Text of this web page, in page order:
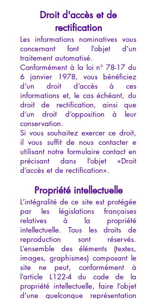
Droit d'accès et de
rectification
Les informations nominatives vous
concernant font l’objet d’un
traitement automatisé.
Conformément à la loi n° 78-17 du
6 janvier 1978, vous bénéficiez
d’un droit d’accès à ces
informations et, le cas échéant, du
droit de rectification, ainsi que
d’un droit d’opposition à leur
conservation.
Si vous souhaitez exercer ce droit,
il vous suffit de nous contacter e
utilisant notre formulaire contacten
précisant dans l’objet «Droit
d’accès et de rectification».
Propriété intellectuelle
L’intégralité de ce site est protégée
par les législations françaises
relatives à la propriété
intellectuelle. Tous les droits de
reproduction sont réservés.
L’ensemble des éléments (textes,
images, graphismes) composant le
site ne peut, conformément à
l’article L122-4 du code de la
propriété intellectuelle, faire l’objet
d’une quelconque représentation